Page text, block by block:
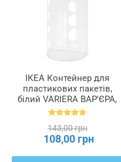
ІКЕА Контейнер для
пластикових пакетів,
білий VARIERA ВАР'ЄРА,
800.102.22
143,00 грн
108,00 грн